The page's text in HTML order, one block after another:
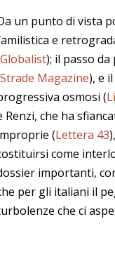
un punto di vista
e
Globalist); il passo
Strade Magazine), e
osmosi (
Renzi, che ha
(Lettera 43
come
importanti,
per gli italiani il
che ci